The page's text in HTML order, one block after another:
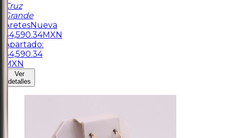
Cruz
Grande
AretesNueva
$4,590.34MXN
Apartado:
$4,590.34
MXN
Ver
detalles